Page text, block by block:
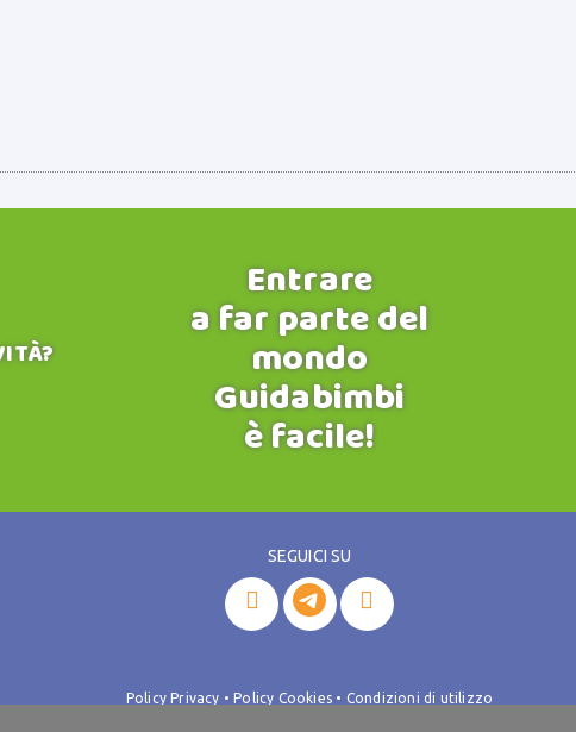
Entrare
a far parte del
mondo
Guidabimbi
è facile!
SEGUICI SU
 
Policy Privacy •Policy Cookies • Condizioni di utilizzo